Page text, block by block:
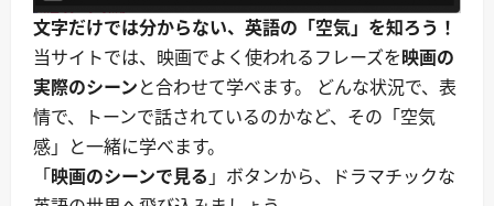
に
読
む
文字だけでは分からない、英語の「空気」を知ろう！
当サイトでは、映画でよく使われるフレーズを映画の
実際のシーンと合わせて学べます。 どんな状況で、表
情で、トーンで話されているのかなど、その「空気
感」と一緒に学べます。
「映画のシーンで見る 」ボタンから、ドラマチックな